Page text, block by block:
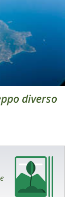
diverso